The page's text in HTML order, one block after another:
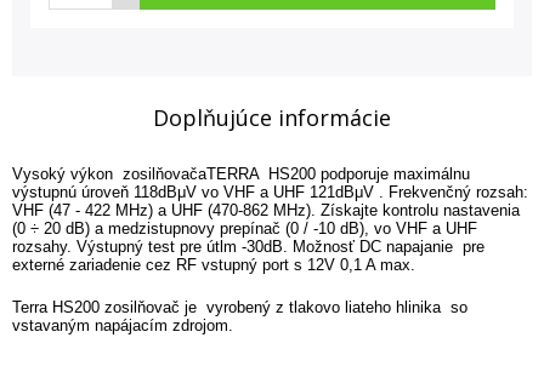
Doplňujúce informácie
Vysoký výkon zosilňovačaTERRA HS200 podporuje maximálnu
výstupnú úroveň 118dBμV vo VHF a UHF 121dBμV . Frekvenčný rozsah:
VHF (47 - 422 MHz) a UHF (470-862 MHz). Získajte kontrolu nastavenia
(0 ÷ 20 dB) a medzistupnovy prepínač (0 / -10 dB), vo VHF a UHF
rozsahy. Výstupný test pre útlm -30dB. Možnosť DC napajanie pre
externé zariadenie cez RF vstupný port s 12V 0,1 A max.
Terra HS200 zosilňovač je vyrobený z tlakovo liateho hlinika so
vstavaným napájacím zdrojom.